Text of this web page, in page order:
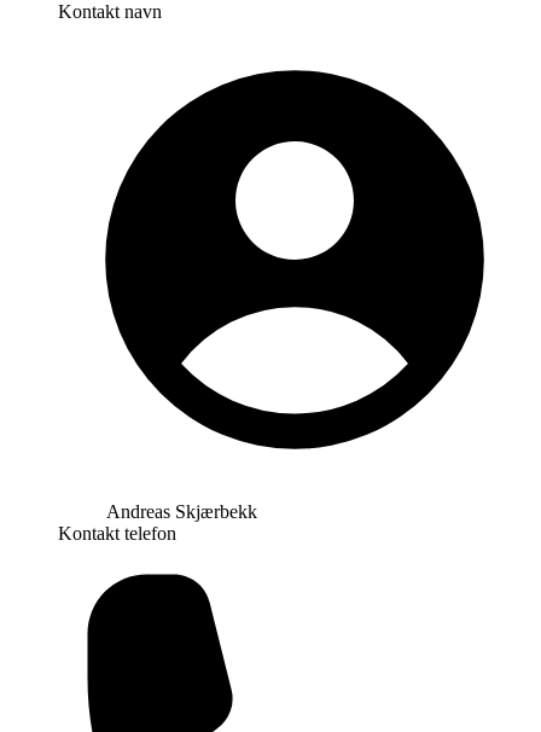
Kontakt navn
Andreas Skjærbekk
Kontakt telefon